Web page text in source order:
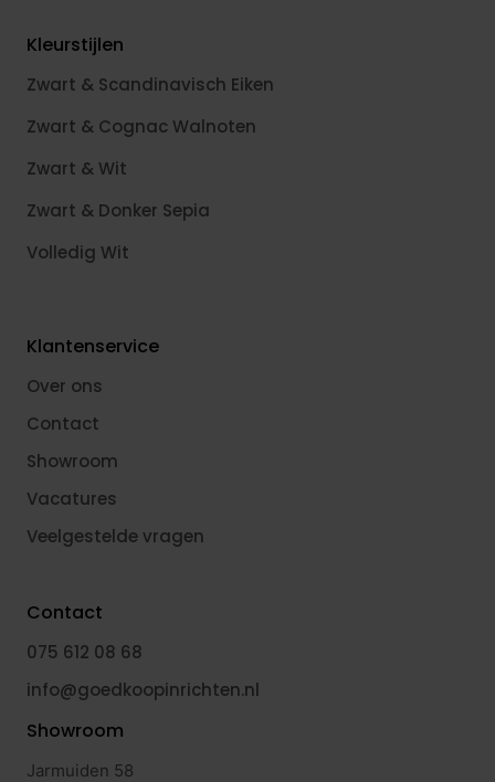
Kleurstijlen
Zwart & Scandinavisch Eiken
Zwart & Cognac Walnoten
Zwart & Wit
Zwart & Donker Sepia
Volledig Wit
Klantenservice
Over ons
Contact
Showroom
Vacatures
Veelgestelde vragen
Contact
075 612 08 68
info@goedkoopinrichten.nl
Showroom
Jarmuiden 58